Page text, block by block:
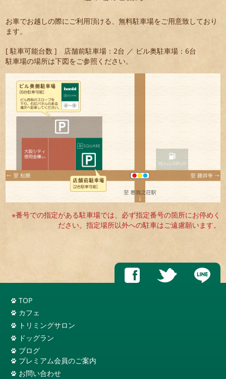
お車でお越しの際にご利用頂ける、無料駐車場をご用意致しており
ます。
[ 駐車可能台数 ] 店舗前駐車場：2台 ／ ビル奥駐車場：6台
駐車場の場所は下図をご参照ください。
※番号での指定がある駐車場では、必ず指定番号の箇所にお停めく
ださい。指定場所以外への駐車はご遠慮願います。
TOP
カフェ
トリミングサロン
ドッグラン
ブログ
プレミアム会員のご案内
お問い合わせ